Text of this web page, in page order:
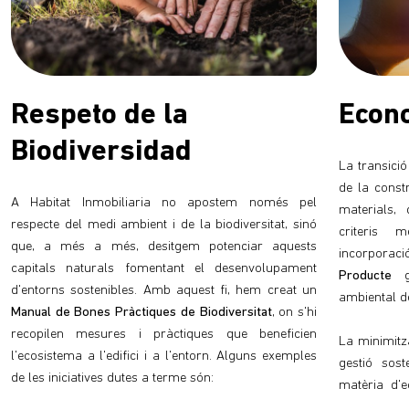
Respeto de la
Biodiversidad
A Habitat Inmobiliaria no apostem només pel
respecte del medi ambient i de la biodiversitat, sinó
que, a més a més, desitgem potenciar aquests
capitals naturals fomentant el desenvolupament
d'entorns sostenibles. Amb aquest fi, hem creat un
Manual de Bones Pràctiques de Biodiversitat, on s'hi
recopilen mesures i pràctiques que beneficien
l'ecosistema a l'edifici i a l'entorn. Alguns exemples
de les iniciatives dutes a terme són:
La
de la
materials,
criteris
Producte
ambiental
La
gestió
matèria